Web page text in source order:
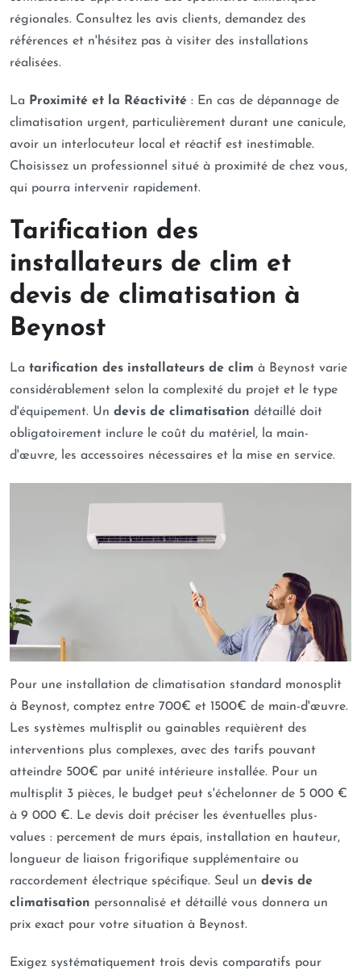
régionales. Consultez les avis clients, demandez des
références et n'hésitez pas à visiter des installations
réalisées.
La Proximité et la Réactivité : En cas de dépannage de
climatisation urgent, particulièrement durant une canicule,
avoir un interlocuteur local et réactif est inestimable.
Choisissez un professionnel situé à proximité de chez vous,
qui pourra intervenir rapidement.
Tarification des
installateurs de clim et
devis de climatisation à
Beynost
La tarification des installateurs de clim à Beynost varie
considérablement selon la complexité du projet et le type
d'équipement. Un devis de climatisation détaillé doit
obligatoirement inclure le coût du matériel, la main-
d'œuvre, les accessoires nécessaires et la mise en service.
Pour une installation de climatisation standard monosplit
à Beynost, comptez entre 700€ et 1500€ de main-d'œuvre.
Les systèmes multisplit ou gainables requièrent des
interventions plus complexes, avec des tarifs pouvant
atteindre 500€ par unité intérieure installée. Pour un
multisplit 3 pièces, le budget peut s'échelonner de 5 000 €
à 9 000 €. Le devis doit préciser les éventuelles plus-
values : percement de murs épais, installation en hauteur,
longueur de liaison frigorifique supplémentaire ou
raccordement électrique spécifique. Seul un devis de
climatisation personnalisé et détaillé vous donnera un
prix exact pour votre situation à Beynost.
Exigez systématiquement trois devis comparatifs pour